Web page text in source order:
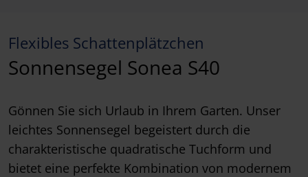
Flexibles Schattenplätzchen
Sonnensegel Sonea S40
Gönnen Sie sich Urlaub in Ihrem Garten. Unser
leichtes Sonnensegel begeistert durch die
charakteristische quadratische Tuchform und
bietet eine perfekte Kombination von modernem